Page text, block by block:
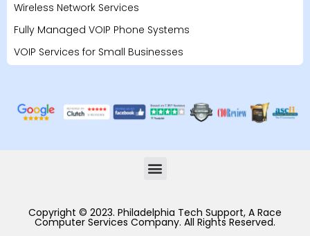
Wireless Network Services
Fully Managed VOIP Phone Systems
VOIP Services for Small Businesses
Copyright © 2023. Philadelphia Tech Support, A Race
Computer Services Company. All Rights Reserved.